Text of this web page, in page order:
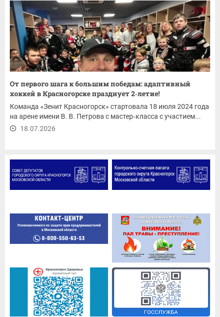
От первого шага к большим победам: адаптивный
хоккей в Красногорске празднует 2‑летие!
Команда «Зенит Красногорск» стартовала 18 июля 2024 года
на арене имени В. В. Петрова с мастер‑класса с участием...
18.07.2026